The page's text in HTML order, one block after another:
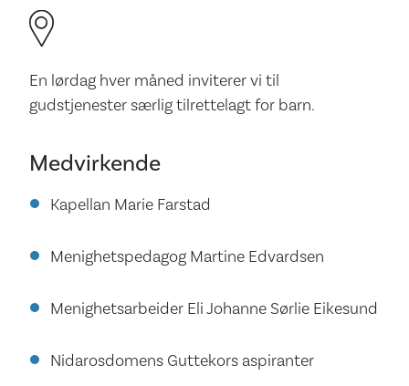
En lørdag hver måned inviterer vi til
gudstjenester særlig tilrettelagt for barn.
Medvirkende
Kapellan Marie Farstad
Menighetspedagog Martine Edvardsen
Menighetsarbeider Eli Johanne Sørlie Eikesund
Nidarosdomens Guttekors aspiranter